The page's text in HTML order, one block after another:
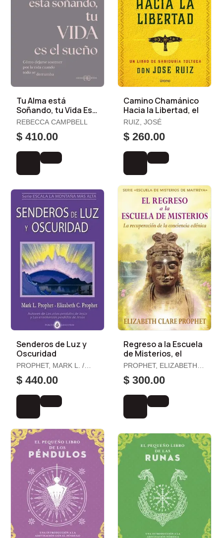
Tu Alma está
Soñando, tu Vida Es
el Sueño
REBECCA CAMPBELL
$ 410.00
Camino Chamánico
Hacia la Libertad, el
RUIZ, JOSÉ
$ 260.00
Senderos de Luz y
Oscuridad
PROPHET, MARK L. /
PROPHET, ELIZABETH
C.
$ 440.00
Regreso a la Escuela
de Misterios, el
PROPHET, ELIZABETH
CLARE
$ 300.00